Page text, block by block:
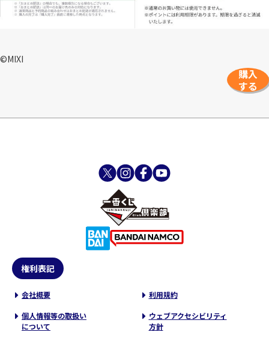
©MIXI
購入
する
権利表記
会社概要 利用規約
個人情報等の取扱い
について
ウェブアクセシビリティ
方針